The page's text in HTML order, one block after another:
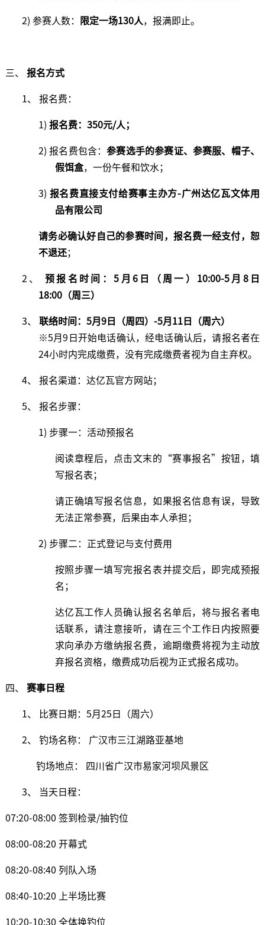
2) 参赛人数： 限定一场130人 ，报满即止。
三、 报名方式
1、 报名费：
1) 报名费： 350元/人 ；
2) 报名费包含：参赛选手的参赛证、参赛服、帽子、
假饵盒，一份午餐和饮水；
3) 报名费直接支付给赛事主办方-广州达亿瓦文体用
品有限公司
请务必确认好自己的参赛时间，报名费一经支付，恕
不退还；
2、预报名时间：5 月 6日（周一） 10:00-5 月 8日
18:00（周 三）
3、 联络时间： 5月 9日（周 四） -5月 11 日（周 六）
※5月9日开始电话确认，经电话确认后，请报名者在
24小时内完成缴费，没有完成缴费者视为自主弃权。
4、 报名渠道：达亿瓦官方网站；
5、 报名步骤：
1) 步骤一：活动预报名
阅读章程后，点击文末的 “赛事报名”按钮，填
写报名表 ；
请正确填写报名信息，如果报名信息有误，导致
无法正常参赛，后果由本人承担；
2) 步骤二：正式登记与支付费用
按照步骤一填写完报名表并提交后，即完成预报
名；
达亿瓦工作人员确认报名名单后，将与报名者电
话联系，请注意接听，请在三个工作日内按照要
求向承办方缴纳报名费，逾期缴费将视为主动放
弃报名资格，缴费成功后视为正式报名成功。
四、 赛事日程
1、 比赛日期：5月25日（周六）
2、 钓场名称： 广汉市三江湖路亚基地
钓场地点： 四川省广汉市易家河坝风景区
3、 当天日程：
07:20-08:00 签到检录/抽钓位
08:00-08:20 开幕式
08:20-08:40 列队入场
08:40-10:20 上半场比赛
10:20-10:30 全体换钓位